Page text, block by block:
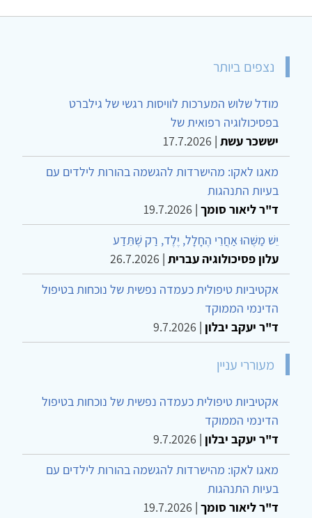
נצפים ביותר
מודל שלוש המערכות לוויסות רגשי של גילברט
בפסיכולוגיה רפואית של
יששכר עשת |
17.7.2026
מאגו לאקו: מהישרדות להגשמה בהורות לילדים עם
בעיות התנהגות
ד"ר ליאור סומך |
19.7.2026
יֵשׁ מַשֶּׁהוּ אַחֲרֵי הֶחָלָל, יֶלֶד, רַק שֶׁתֵּדַע
עלון פסיכולוגיה עברית |
26.7.2026
אקטיביות טיפולית כעמדה נפשית של נוכחות בטיפול
הדינמי הממוקד
ד"ר יעקב יבלון |
9.7.2026
מעוררי עניין
אקטיביות טיפולית כעמדה נפשית של נוכחות בטיפול
הדינמי הממוקד
ד"ר יעקב יבלון |
9.7.2026
מאגו לאקו: מהישרדות להגשמה בהורות לילדים עם
בעיות התנהגות
ד"ר ליאור סומך |
19.7.2026